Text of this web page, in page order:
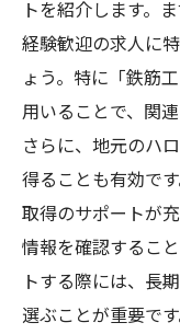
資格取得
特長
守谷市
工求人
未経験から鉄
チェック
守谷市の
由
未経験か
トを紹介します。
経験歓迎の求人に
ょう。特に「鉄筋
用いることで、関
さらに、地元のハ
得ることも有効で
取得のサポートが
情報を確認するこ
トする際には、長
選ぶことが重要です